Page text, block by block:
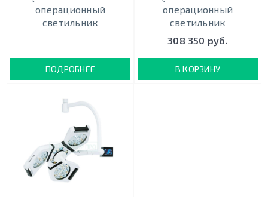
операционный
светильник
ПОДРОБНЕЕ
операционный
светильник
308 350 руб.
В КОРЗИНУ